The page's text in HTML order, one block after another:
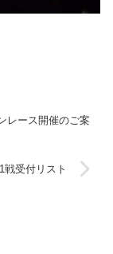
レース開催のご案
受付リスト